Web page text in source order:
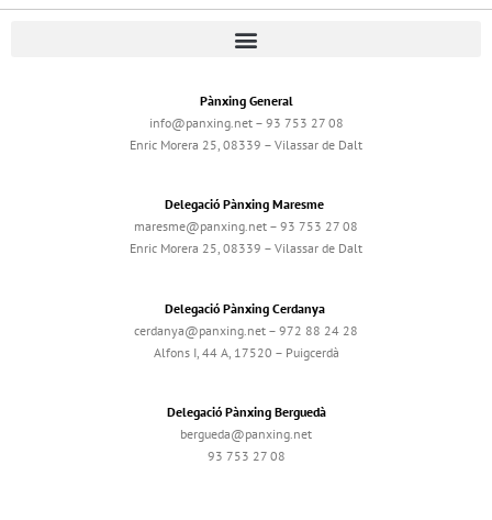
Pànxing General
info@panxing.net – 93 753 27 08
Enric Morera 25, 08339 – Vilassar de Dalt
Delegació Pànxing Maresme
maresme@panxing.net – 93 753 27 08
Enric Morera 25, 08339 – Vilassar de Dalt
Delegació Pànxing Cerdanya
cerdanya@panxing.net – 972 88 24 28
Alfons I, 44 A, 17520 – Puigcerdà
Delegació Pànxing Berguedà
bergueda@panxing.net
93 753 27 08